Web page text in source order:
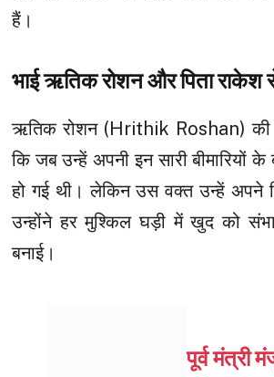
हैं।
भाई ऋतिक रोशन और पिता राकेश
ऋतिक रोशन (Hrithik Roshan) की
कि जब उन्हें अपनी इन सारी बीमारियों
हो गई थी। लेकिन उस वक्त उन्हें अपने
उन्होंने हर मुश्किल घड़ी में खुद को
बनाई।
पूर्व मंत्री